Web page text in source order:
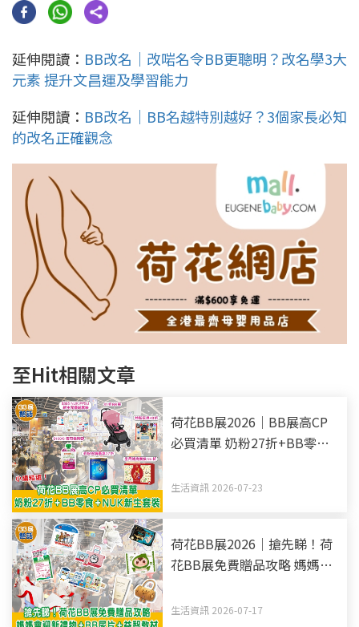
延伸閱讀： BB改名｜改啱名令BB更聰明？改名學3大
元素 提升文昌運及學習能力
延伸閱讀： BB改名｜BB名越特別越好？3個家長必知
的改名正確觀念
至Hit相關文章
荷花BB展2026｜BB展高CP
必買清單 奶粉27折+BB零食
生活資訊 2026-07-23
荷花BB展2026｜搶先睇！荷
花BB展免費贈品攻略 媽媽會
生活資訊 2026-07-17